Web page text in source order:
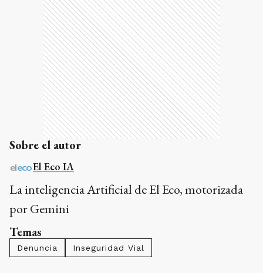
Sobre el autor
El Eco IA
La inteligencia Artificial de El Eco, motorizada
por Gemini
Temas
Denuncia Inseguridad Vial